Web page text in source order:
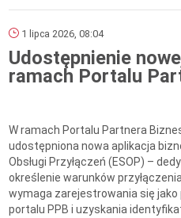
1 lipca 2026, 08:04
Udostępnienie
ramach Portalu
W ramach Portalu Partnera
udostępniona nowa aplikacja
Obsługi Przyłączeń (ESOP) –
określenie warunków
wymaga zarejestrowania się jako
portalu PPB i uzyskania